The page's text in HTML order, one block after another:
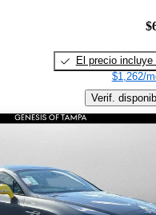
El precio incluye
$1,262/
Verif.